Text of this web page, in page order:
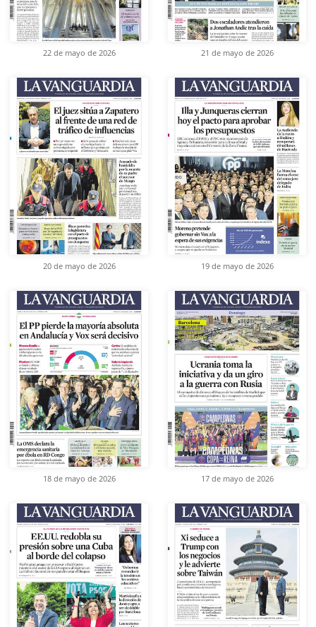
22 de mayo de 2026 21 de mayo de 2026
20 de mayo de 2026 19 de mayo de 2026
18 de mayo de 2026 17 de mayo de 2026